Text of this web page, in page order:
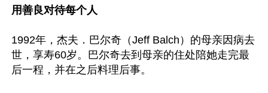
用善良对待每个人
1992年，杰夫．巴尔奇（Jeff Balch）的母亲因病去
世，享寿60岁。巴尔奇去到母亲的住处陪她走完最
后一程，并在之后料理后事。